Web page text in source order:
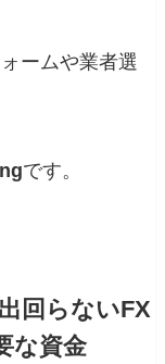
ームや業者選
です。
回らないFX
な資金